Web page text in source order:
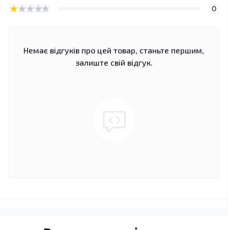
0
Немає відгуків про цей товар, станьте першим,
залиште свій відгук.